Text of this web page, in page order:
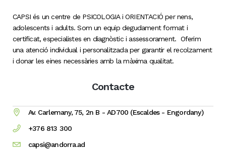
CAPSI és un centre de PSICOLOGIA i ORIENTACIÓ per nens,
adolescents i adults. Som un equip degudament format i
certificat, especialistes en diagnòstic i assessorament. Oferim
una atenció individual i personalitzada per garantir el recolzament
i donar les eines necessàries amb la màxima qualitat.
Contacte
Av. Carlemany, 75, 2n B - AD700 (Escaldes - Engordany)
+376 813 300
capsi@andorra.ad